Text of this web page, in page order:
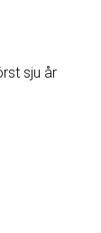
sju år